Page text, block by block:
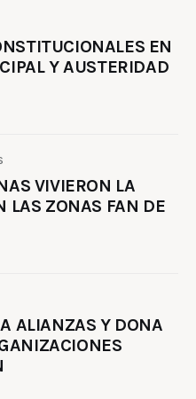
EN
Y AUSTERIDAD
VIVIERON LA
LAS ZONAS FAN DE
ALIANZAS Y DONA